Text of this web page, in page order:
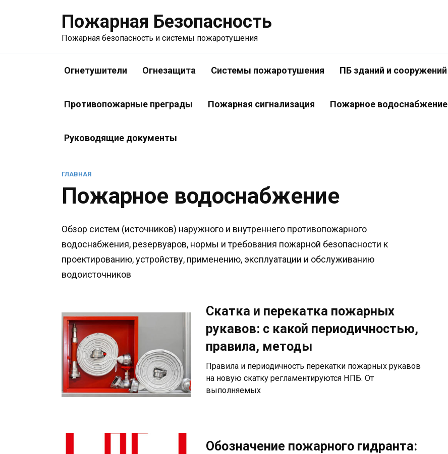
Пожарная Безопасность
Пожарная безопасность и системы пожаротушения
Огнетушители Огнезащита Системы пожаротушения ПБ зданий и сооружений
Противопожарные преграды Пожарная сигнализация Пожарное водоснабжение
Руководящие документы
ГЛАВНАЯ
Пожарное водоснабжение
Обзор систем (источников) наружного и внутреннего противопожарного
водоснабжения, резервуаров, нормы и требования пожарной безопасности к
проектированию, устройству, применению, эксплуатации и обслуживанию
водоисточников
Скатка и перекатка пожарных
рукавов: с какой периодичностью,
правила, методы
Правила и периодичность перекатки пожарных рукавов
на новую скатку регламентируются НПБ. От
выполняемых
Обозначение пожарного гидранта: